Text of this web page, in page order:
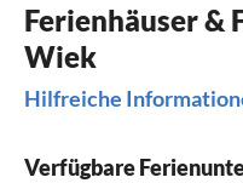
Ferienhäuser &
Wiek
Hilfreiche
Verfügbare